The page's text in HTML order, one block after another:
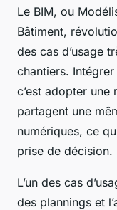
Le BIM, ou
Bâtiment,
des cas d’usage
chantiers.
c’est adopter une
partagent une
numériques, ce
prise de décision.
L’un des cas
des plannings et